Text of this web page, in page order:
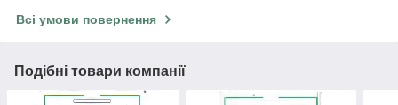
Всі умови повернення
Подібні товари компанії